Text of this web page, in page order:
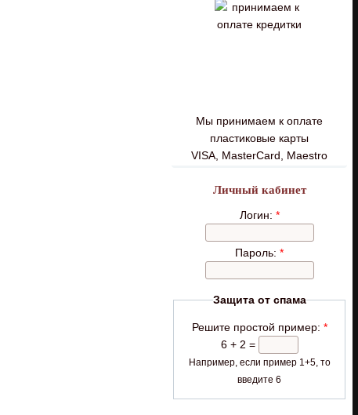
Мы принимаем к оплате
пластиковые карты
VISA, MasterCard, Maestro
Личный кабинет
Логин: *
Пароль: *
Защита от спама
Решите простой пример: *
6 + 2 =
Например, если пример 1+5, то
введите 6